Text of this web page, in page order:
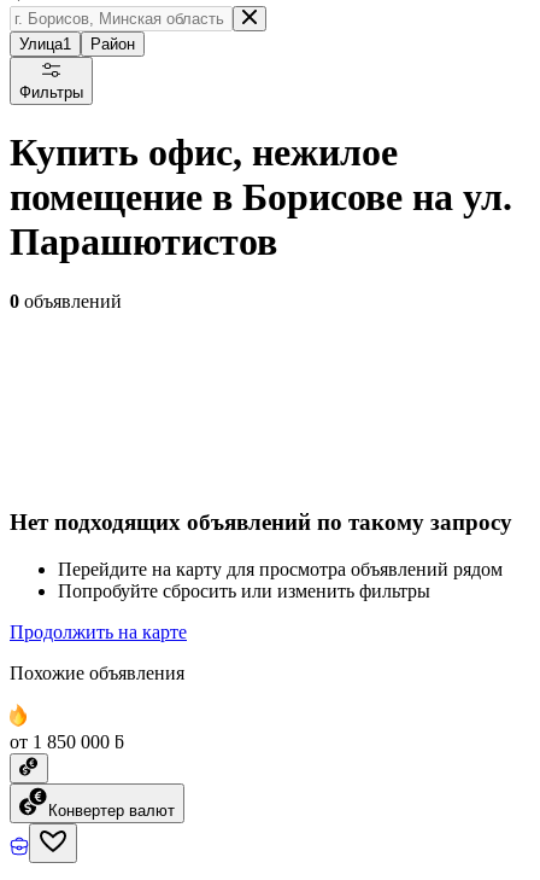
Улица1 Район
Фильтры
Купить офис, нежилое
помещение в Борисове на ул.
Парашютистов
0 объявлений
Нет подходящих объявлений по такому запросу
Перейдите на карту для просмотра объявлений рядом
Попробуйте сбросить или изменить фильтры
Продолжить на карте
Похожие объявления
от 1 850 000 ƃ
Конвертер валют